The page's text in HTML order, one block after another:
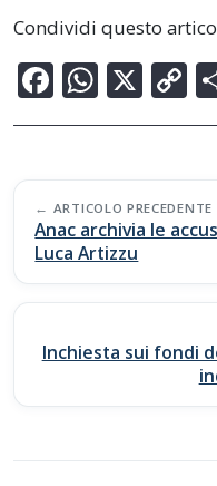
Condividi questo
F
ac
b
o
o
k
W
h
s
A
p
p
X C
o
y
Li
k
Post
navigation
ARTICOLO PRECEDENTE
Anac archivia le
Luca Artizzu
Inchiesta sui fondi